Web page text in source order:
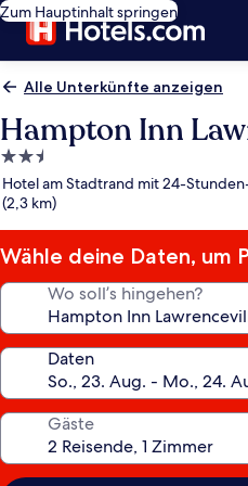
Zum Hauptinhalt springen
Alle Unterkünfte anzeigen
Hampton Inn
2.5-
Sterne-
Unterkunft
Hotel am Stadtrand mit 24-
(2,3 km)
Wähle deine Daten, um
Wo soll’s hingehen?
Daten
Gäste